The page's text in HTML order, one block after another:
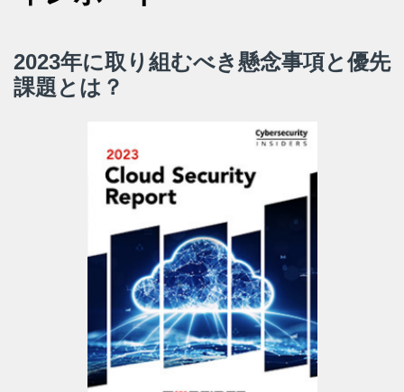
2023年に取り組むべき懸念事項と優先
課題とは？